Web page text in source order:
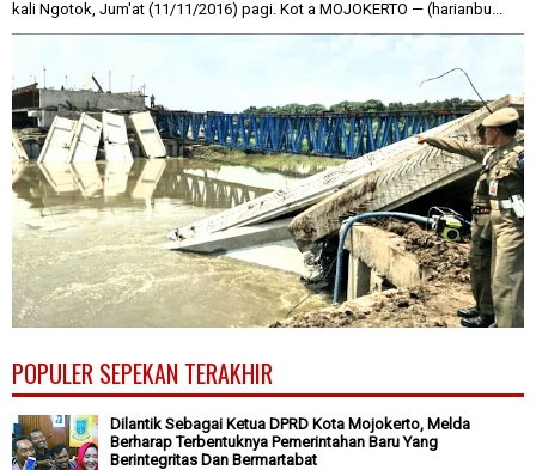
kali Ngotok, Jum'at (11/11/2016) pagi. Kot a MOJOKERTO — (harianbu...
POPULER SEPEKAN TERAKHIR
Dilantik Sebagai Ketua DPRD Kota Mojokerto, Melda
Berharap Terbentuknya Pemerintahan Baru Yang
Berintegritas Dan Bermartabat